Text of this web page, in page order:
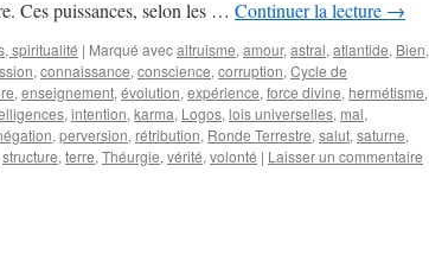
Ces puissances, selon les … Continuer la lecture →
spiritualité | Marqué avecaltruisme, amour, astral, atlantide, Bien,
, connaissance, conscience, corruption, Cycle de
, enseignement, évolution, expérience, force divine, hermétisme,
, intention, karma, Logos, lois universelles, mal,
, perversion, rétribution, Ronde Terrestre, salut, saturne,
structure, terre, Théurgie, vérité, volonté | Laisser un commentaire